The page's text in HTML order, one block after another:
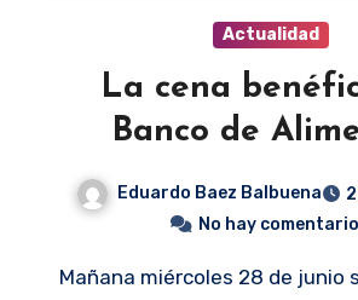
Actualidad
La cena
Banco de
Eduardo Baez Balbuena
No hay
Mañana miércoles 28 de junio se realizará la